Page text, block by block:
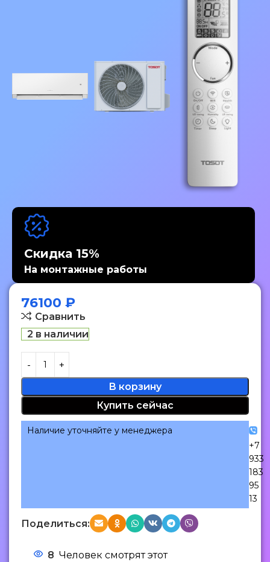
Скидка 15%
На монтажные работы
76100 ₽
Сравнить
2 в наличии
В корзину
Купить сейчас
Наличие уточняйте у менеджера
+7
933
183
95
13
Поделиться:
8 Человек смотрят этот